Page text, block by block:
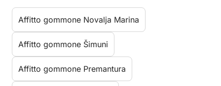
Affitto gommone Novalja Marina
Affitto gommone Šimuni
Affitto gommone Premantura